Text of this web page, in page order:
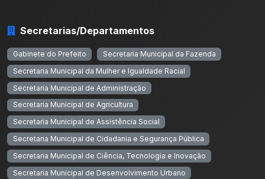
Secretarias/Departamentos
Gabinete do Prefeito
Secretaria Municipal da Fazenda
Secretaria Municipal da Mulher e Igualdade Racial
Secretaria Municipal de Administração
Secretaria Municipal de Agricultura
Secretaria Municipal de Assistência Social
Secretaria Municipal de Cidadania e Segurança Pública
Secretaria Municipal de Ciência, Tecnologia e Inovação
Secretaria Municipal de Desenvolvimento Urbano